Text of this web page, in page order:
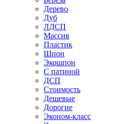
Дерево
Дуб
ЛДСП
Массив
Пластик
Шпон
Экошпон
С патиной
ДСП
Стоимость
Дешевые
Дорогие
Эконом-класс